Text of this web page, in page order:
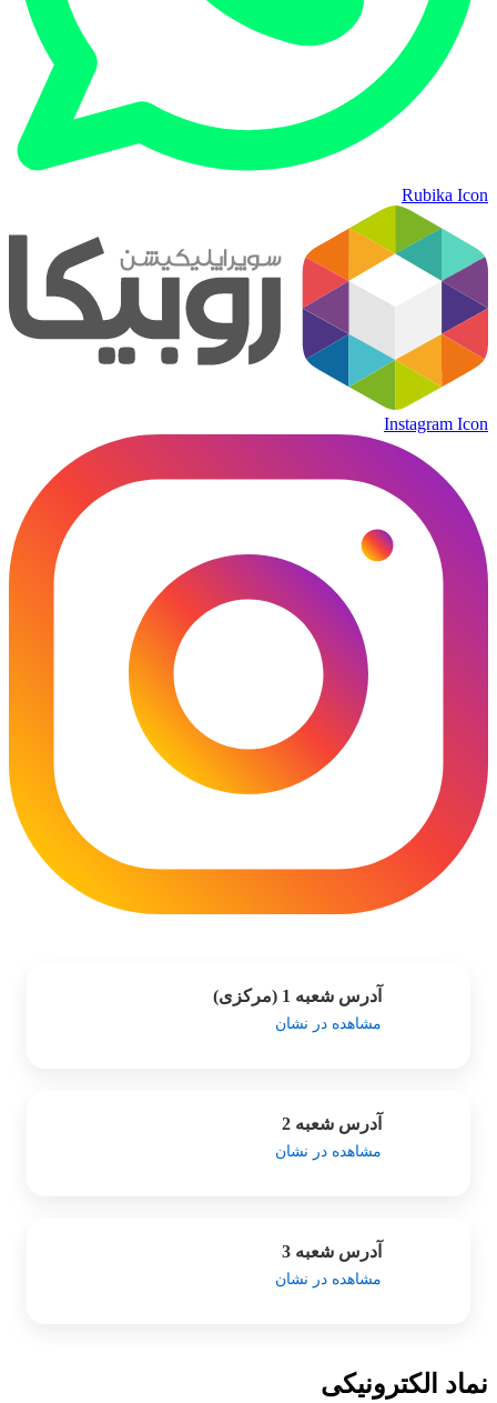
Rubika Icon
Instagram Icon
آدرس شعبه 1 (مرکزی)
مشاهده در نشان
آدرس شعبه 2
مشاهده در نشان
آدرس شعبه 3
مشاهده در نشان
نماد الکترونیکی